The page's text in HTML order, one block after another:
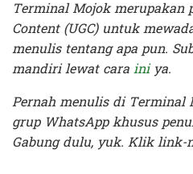
Terminal Mojok merupakan
Content (UGC) untuk
menulis tentang apa pun.
mandiri lewat carainiya.
Pernah menulis di Terminal
grup WhatsApp khusus
Gabung dulu, yuk. Klik link-